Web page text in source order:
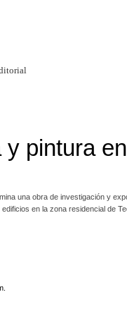
pintura
una obra de investigación y
en la zona residencial de
con la máxima
la identificación del motivo de
del siglo XVI a menudo con más
de ello. Persuadidos de
liga con nada, mucho menos con